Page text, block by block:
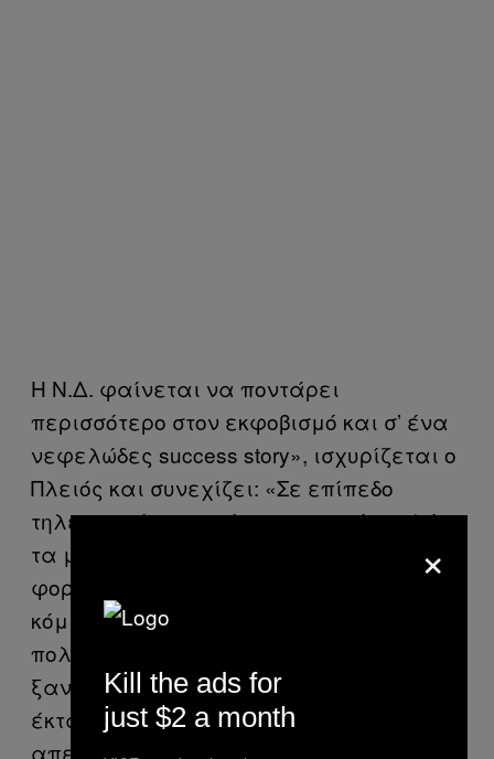
Η Ν.Δ. φαίνεται να ποντάρει
περισσότερο στον εκφοβισμό και σ’ ένα
νεφελώδες success story», ισχυρίζεται ο
Πλειός και συνεχίζει: «Σε επίπεδο
τηλεοπτικής γραφής κυριαρχούν πολύ
τα μεγάλα πλάνα, ενώ, για πρώτη
φορά, παρουσιάζεται ο αρχηγός του
κόμματος να συνομιλεί με απλούς
πολίτες, με τρόπο που δεν είχαμε
ξαναδεί, τουλάχιστον όχι σε αυτήν την
έκταση. Στο παρελθόν, ο υποψήφιος
απευθυνόταν στους πολίτες ως αρχηγός
×
Kill the ads for
just $2 a month